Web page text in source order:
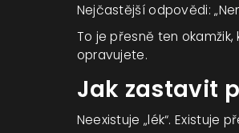
Nejčastější odpovědi:
To je přesně ten
opravujete.
Jak zastavit
Neexistuje „lék“. Existuje